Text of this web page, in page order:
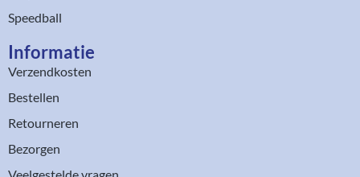
Speedball
Informatie
Verzendkosten
Bestellen
Retourneren
Bezorgen